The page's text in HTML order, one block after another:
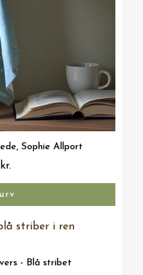
Sophie Allport
- Blå stribet